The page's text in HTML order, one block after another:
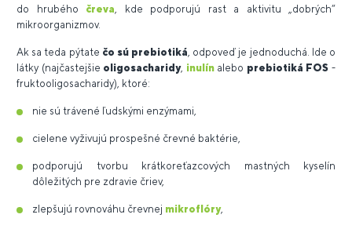
do hrubého čreva , kde podporujú rast a aktivitu „dobrých“
mikroorganizmov.
Ak sa teda pýtate čo sú prebiotiká , odpoveď je jednoduchá. Ide o
látky (najčastejšie oligosacharidy, inulínalebo prebiotiká FOS -
fruktooligosacharidy), ktoré:
nie sú trávené ľudskými enzýmami,
cielene vyživujú prospešné črevné baktérie,
podporujú tvorbu krátkoreťazcových mastných kyselín
dôležitých pre zdravie čriev,
zlepšujú rovnováhu črevnej mikroflóry,